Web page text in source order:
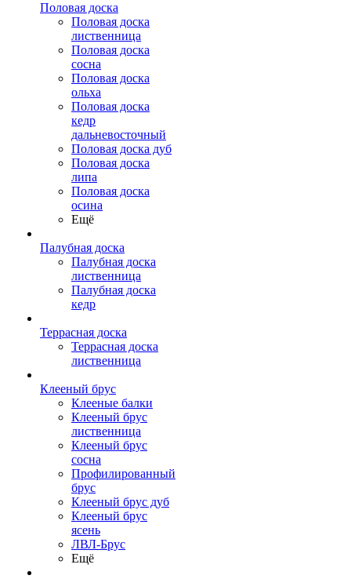
Половая доска
Половая доска
лиственница
Половая доска
сосна
Половая доска
ольха
Половая доска
кедр
дальневосточный
Половая доска дуб
Половая доска
липа
Половая доска
осина
Ещё
Палубная доска
Палубная доска
лиственница
Палубная доска
кедр
Террасная доска
Террасная доска
лиственница
Клееный брус
Клееные балки
Клееный брус
лиственница
Клееный брус
сосна
Профилированный
брус
Клееный брус дуб
Клееный брус
ясень
ЛВЛ-Брус
Ещё